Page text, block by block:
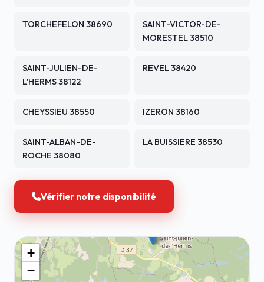
TORCHEFELON 38690
SAINT-VICTOR-DE-
MORESTEL 38510
SAINT-JULIEN-DE-
L'HERMS 38122
REVEL 38420
CHEYSSIEU 38550 IZERON 38160
SAINT-ALBAN-DE-
ROCHE 38080
LA BUISSIERE 38530
Vérifier notre disponibilité
+
−